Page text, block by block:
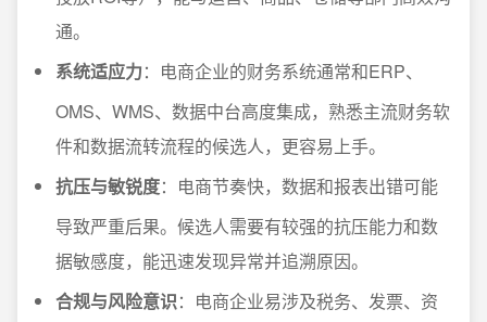
通。
系统适应力：电商企业的财务系统通常和ERP、
OMS、WMS、数据中台高度集成，熟悉主流财务软
件和数据流转流程的候选人，更容易上手。
抗压与敏锐度：电商节奏快，数据和报表出错可能
导致严重后果。候选人需要有较强的抗压能力和数
据敏感度，能迅速发现异常并追溯原因。
合规与风险意识：电商企业易涉及税务、发票、资